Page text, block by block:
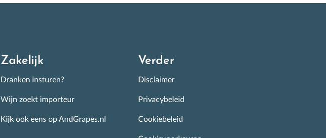
Zakelijk
Dranken insturen?
Wijn zoekt importeur
Kijk ook eens op AndGrapes.nl
Verder
Disclaimer
Privacybeleid
Cookiebeleid